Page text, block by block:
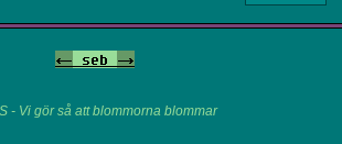
<- seb ->
- Vi gör så att blommorna blommar